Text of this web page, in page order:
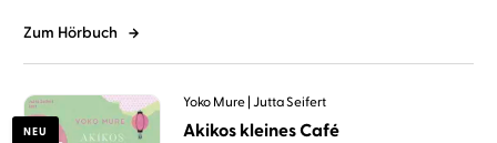
Zum Hörbuch
NEU
Yoko Mure Jutta Seifert
Akikos kleines Café